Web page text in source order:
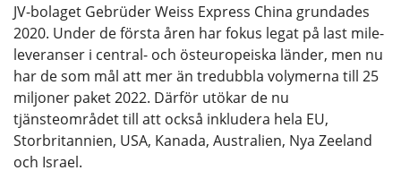
JV-bolaget Gebrüder Weiss Express China grundades
2020. Under de första åren har fokus legat på last mile-
leveranser i central- och östeuropeiska länder, men nu
har de som mål att mer än tredubbla volymerna till 25
miljoner paket 2022. Därför utökar de nu
tjänsteområdet till att också inkludera hela EU,
Storbritannien, USA, Kanada, Australien, Nya Zeeland
och Israel.